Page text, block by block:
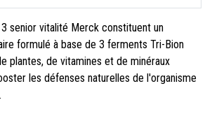
senior vitalité Merck constituent un
formulé à base de 3 ferments Tri-Bion
plantes, de vitamines et de minéraux
les défenses naturelles de l'organisme